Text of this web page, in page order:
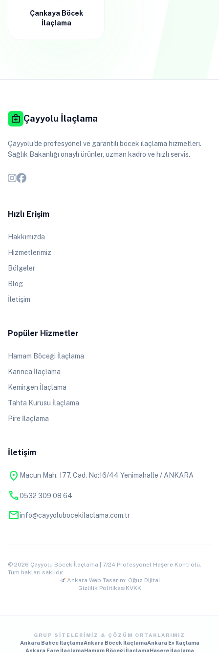
Çankaya Böcek
İlaçlama
medical_services Çayyolu İlaçlama
Çayyolu'de profesyonel ve garantili böcek ilaçlama hizmetleri.
Sağlık Bakanlığı onaylı ürünler, uzman kadro ve hızlı servis.
Hızlı Erişim
Hakkımızda
Hizmetlerimiz
Bölgeler
Blog
İletişim
Popüler Hizmetler
Hamam Böceği İlaçlama
Karınca İlaçlama
Kemirgen İlaçlama
Tahta Kurusu İlaçlama
Pire İlaçlama
İletişim
location_on Macun Mah. 177. Cad. No:16/44 Yenimahalle / ANKARA
phone0532 309 08 64
mailinfo@cayyolubocekilaclama.com.tr
© 2026 Çayyolu Böcek İlaçlama | 7/24 Profesyonel Haşere Kontrolü.
Tüm hakları saklıdır.
Ankara Web Tasarım: Oğuz Dijital
Gizlilik PolitikasıKVKK
GRUP SITELERIMIZ & ÇÖZÜM ORTAKLARIMIZ
Ankara Bahçe İlaçlamaAnkara Böcek İlaçlamaAnkara Ev İlaçlama
Ankara Fare İlaçlamaHamam Böceği İlaçlamaHaşere İlaçlama